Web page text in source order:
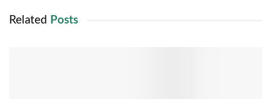
Related Posts